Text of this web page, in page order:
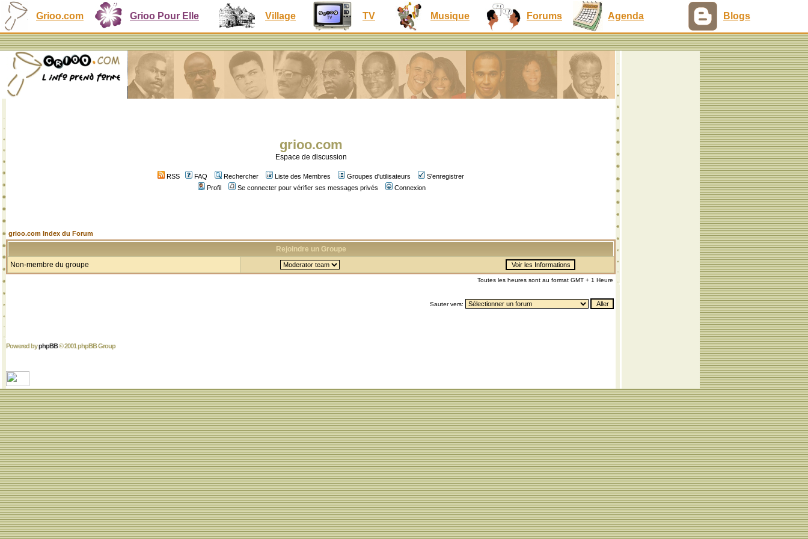
Grioo.com Grioo Pour Elle Village TV Musique Forums Agenda Blogs
grioo.com
Espace de discussion
RSS FAQ Rechercher Liste des Membres Groupes d'utilisateurs
S'enregistrer
Profil
Se connecter pour vérifier ses messages privés Connexion
grioo.com Index du Forum
Rejoindre un Groupe
Non-membre du groupe
Toutes les heures sont au format GMT + 1 Heure
Sauter vers:
Powered byphpBB© 2001 phpBB Group